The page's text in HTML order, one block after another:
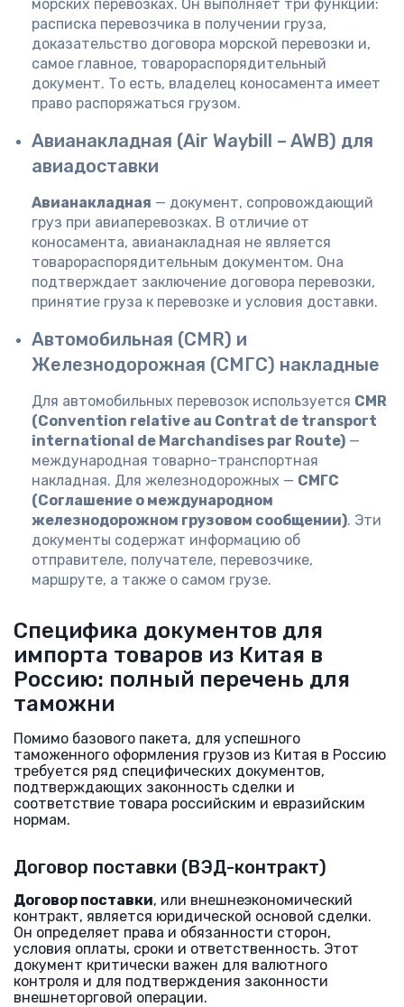
морских перевозках. Он выполняет три функции:
расписка перевозчика в получении груза,
доказательство договора морской перевозки и,
самое главное, товарораспорядительный
документ. То есть, владелец коносамента имеет
право распоряжаться грузом.
Авианакладная (Air Waybill – AWB) для
авиадоставки
Авианакладная — документ, сопровождающий
груз при авиаперевозках. В отличие от
коносамента, авианакладная не является
товарораспорядительным документом. Она
подтверждает заключение договора перевозки,
принятие груза к перевозке и условия доставки.
Автомобильная (CMR) и
Железнодорожная (СМГС) накладные
Для автомобильных перевозок используется CMR
(Convention relative au Contrat de transport
international de Marchandises par Route) —
международная товарно-транспортная
накладная. Для железнодорожных — СМГС
(Соглашение о международном
железнодорожном грузовом сообщении). Эти
документы содержат информацию об
отправителе, получателе, перевозчике,
маршруте, а также о самом грузе.
Специфика документов для
импорта товаров из Китая в
Россию: полный перечень для
таможни
Помимо базового пакета, для успешного
таможенного оформления грузов из Китая в Россию
требуется ряд специфических документов,
подтверждающих законность сделки и
соответствие товара российским и евразийским
нормам.
Договор поставки (ВЭД-контракт)
Договор поставки, или внешнеэкономический
контракт, является юридической основой сделки.
Он определяет права и обязанности сторон,
условия оплаты, сроки и ответственность. Этот
документ критически важен для валютного
контроля и для подтверждения законности
внешнеторговой операции.